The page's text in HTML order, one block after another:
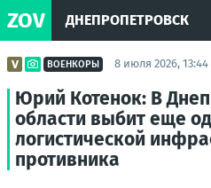
ZOV ДНЕПРОПЕТРОВСК
ВОЕНКОРЫ 8 июля 2026, 13:44
Юрий Котенок: В
области выбит еще
логистической
противника